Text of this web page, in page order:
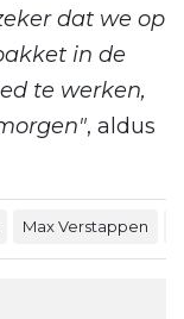
dat we op
in de
te werken,
, aldus
Max Verstappen